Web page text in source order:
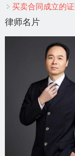
买卖合同成立的
律师名片